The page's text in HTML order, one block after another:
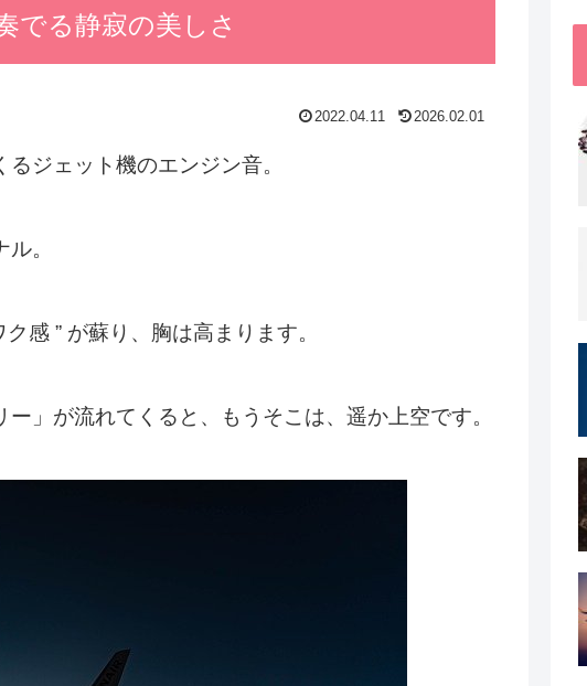
でる静寂の美しさ
2022.04.11 2026.02.01
ジェット機のエンジン音。
。
感 ” が蘇り、胸は高まります。
」が流れてくると、もうそこは、遥か上空です。